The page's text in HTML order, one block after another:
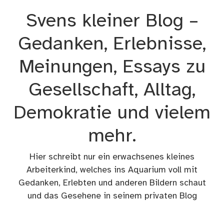
Svens kleiner Blog –
Gedanken, Erlebnisse,
Meinungen, Essays zu
Gesellschaft, Alltag,
Demokratie und vielem
mehr.
Hier schreibt nur ein erwachsenes kleines
Arbeiterkind, welches ins Aquarium voll mit
Gedanken, Erlebten und anderen Bildern schaut
und das Gesehene in seinem privaten Blog